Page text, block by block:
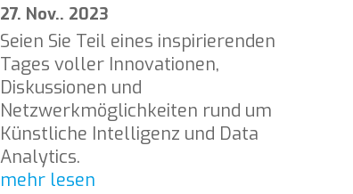
27. Nov.. 2023
Seien Sie Teil eines inspirierenden
Tages voller Innovationen,
Diskussionen und
Netzwerkmöglichkeiten rund um
Künstliche Intelligenz und Data
Analytics.
mehr lesen